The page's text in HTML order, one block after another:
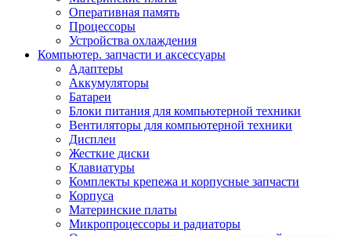
Оперативная память
Процессоры
Устройства охлаждения
Компьютер. запчасти и аксессуары
Адаптеры
Аккумуляторы
Батареи
Блоки питания для компьютерной техники
Вентиляторы для компьютерной техники
Дисплеи
Жесткие диски
Клавиатуры
Комплекты крепежа и корпусные запчасти
Корпуса
Материнские платы
Микропроцессоры и радиаторы